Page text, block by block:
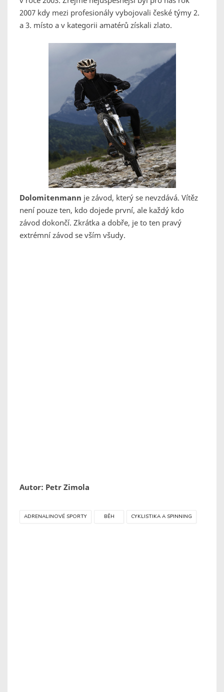
2007 kdy mezi profesionály vybojovali české týmy 2.
a 3. místo a v kategorii amatérů získali zlato.
Dolomitenmann je závod, který se nevzdává. Vítěz
není pouze ten, kdo dojede první, ale každý kdo
závod dokončí. Zkrátka a dobře, je to ten pravý
extrémní závod se vším všudy.
Autor: Petr Zimola
ADRENALINOVÉ SPORTY BĚH CYKLISTIKA A SPINNING